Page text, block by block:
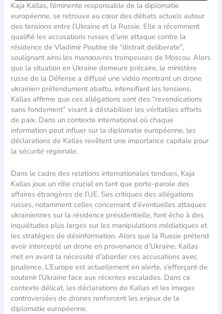
Kaja Kallas, l’éminente responsable de la diplomatie
européenne, se retrouve au cœur des débats actuels autour
des tensions entre l’Ukraine et la Russie. Elle a récemment
qualifié les accusations russes d’une attaque contre la
résidence de Vladimir Poutine de “distrait deliberate”,
soulignant ainsi les manœuvres trompeuses de Moscou. Alors
que la situation en Ukraine demeure précaire, le ministère
russe de la Défense a diffusé une vidéo montrant un drone
ukrainien prétendument abattu, intensifiant les tensions.
Kallas affirme que ces allégations sont des “revendications
sans fondement” visant à déstabiliser les véritables efforts
de paix. Dans un contexte international où chaque
information peut influer sur la diplomatie européenne, les
déclarations de Kallas revêtent une importance capitale pour
la sécurité régionale.
Dans le cadre des relations internationales tendues, Kaja
Kallas joue un rôle crucial en tant que porte-parole des
affaires étrangères de l’UE. Ses critiques des allégations
russes, notamment celles concernant d’éventuelles attaques
ukrainiennes sur la résidence présidentielle, font écho à des
inquiétudes plus larges sur les manipulations médiatiques et
les stratégies de désinformation. Alors que la Russie prétend
avoir intercepté un drone en provenance d’Ukraine, Kallas
met en avant la nécessité d’aborder ces accusations avec
prudence. L’Europe est actuellement en alerte, s’efforçant de
soutenir l’Ukraine face aux récentes escalades. Dans ce
contexte délicat, les déclarations de Kallas et les images
controversées de drones renforcent les enjeux de la
diplomatie européenne.